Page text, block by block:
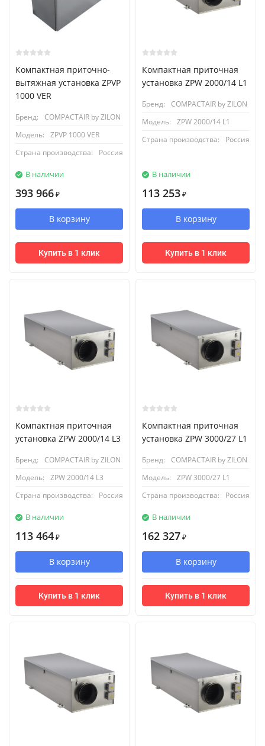
Компактная приточно-
вытяжная установка ZPVP
1000 VER
Бренд:
COMPACTAIR by ZILON
Модель:
ZPVP 1000 VER
Страна производства:
Россия
В наличии
393 966 ₽
В корзину
Купить в 1 клик
Компактная приточная
установка ZPW 2000/14 L1
Бренд:
COMPACTAIR by ZILON
Модель:
ZPW 2000/14 L1
Страна производства:
Россия
В наличии
113 253 ₽
В корзину
Купить в 1 клик
Компактная приточная
установка ZPW 2000/14 L3
Бренд:
COMPACTAIR by ZILON
Модель:
ZPW 2000/14 L3
Страна производства:
Россия
В наличии
113 464 ₽
В корзину
Купить в 1 клик
Компактная приточная
установка ZPW 3000/27 L1
Бренд:
COMPACTAIR by ZILON
Модель:
ZPW 3000/27 L1
Страна производства:
Россия
В наличии
162 327 ₽
В корзину
Купить в 1 клик